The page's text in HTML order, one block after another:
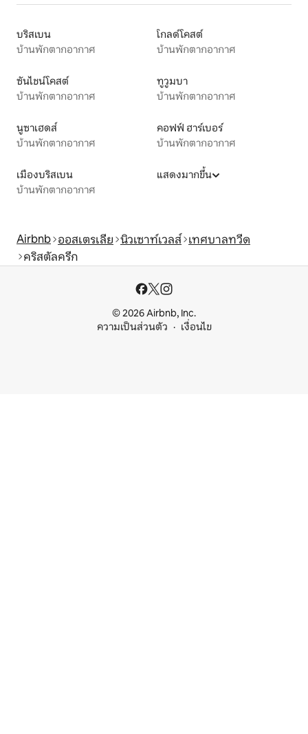
บริสเบน
บ้านพักตากอากาศ
โกลด์โคสต์
บ้านพักตากอากาศ
ซันไชน์โคสต์
บ้านพักตากอากาศ
ทูวูมบา
บ้านพักตากอากาศ
นูซาเฮดส์
บ้านพักตากอากาศ
คอฟฟ์ ฮาร์เบอร์
บ้านพักตากอากาศ
เมืองบริสเบน
บ้านพักตากอากาศ
แสดงมากขึ้น
Airbnb ออสเตรเลีย นิวเซาท์เวลส์ เทศบาลทวีด
คริสตัลครีก
© 2026 Airbnb, Inc.
ความเป็นส่วนตัว
เงื่อนไข